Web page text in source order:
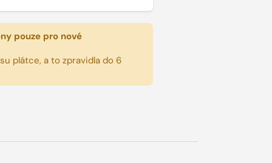
pouze pro nové
plátce, a to zpravidla do 6